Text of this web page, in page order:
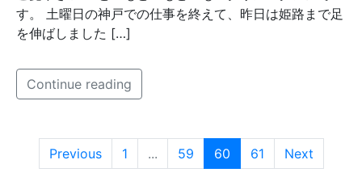
す。 土曜日の神戸での仕事を終えて、昨日は姫路まで足
を伸ばしました […]
Continue reading
Previous 1 ... 59 60 61 Next